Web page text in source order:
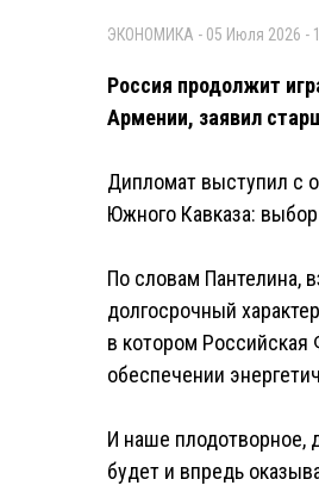
ЭКОНОМИКА - 05 Июля 2026 -
Россия продолжит
Армении, заявил
Дипломат выступил с
Южного Кавказа:
По словам Пантелина,
долгосрочный
в котором Российская
обеспечении
И наше плодотворное,
будет и впредь